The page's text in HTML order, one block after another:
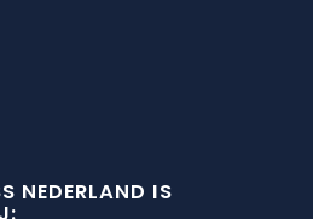
NEDERLAND IS